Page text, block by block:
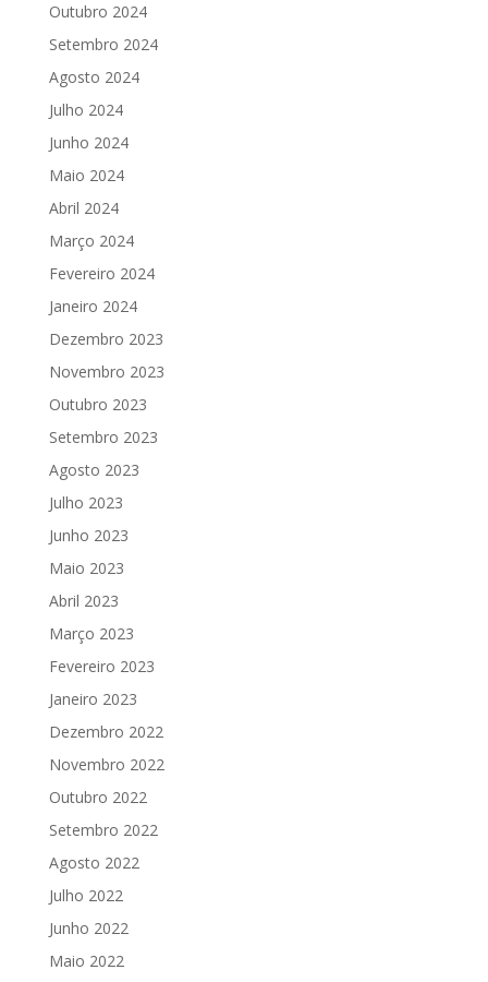
Outubro 2024
Setembro 2024
Agosto 2024
Julho 2024
Junho 2024
Maio 2024
Abril 2024
Março 2024
Fevereiro 2024
Janeiro 2024
Dezembro 2023
Novembro 2023
Outubro 2023
Setembro 2023
Agosto 2023
Julho 2023
Junho 2023
Maio 2023
Abril 2023
Março 2023
Fevereiro 2023
Janeiro 2023
Dezembro 2022
Novembro 2022
Outubro 2022
Setembro 2022
Agosto 2022
Julho 2022
Junho 2022
Maio 2022